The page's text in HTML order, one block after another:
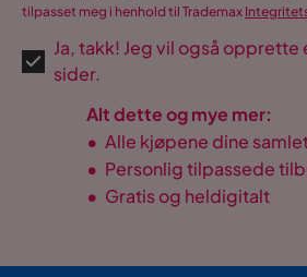
tilpasset meg i henhold til Trademax
Ja, takk! Jeg vil også opprette
sider.
Alt dette og mye mer:
• Alle kjøpene dine
• Personlig tilpassede
• Gratis og heldigitalt